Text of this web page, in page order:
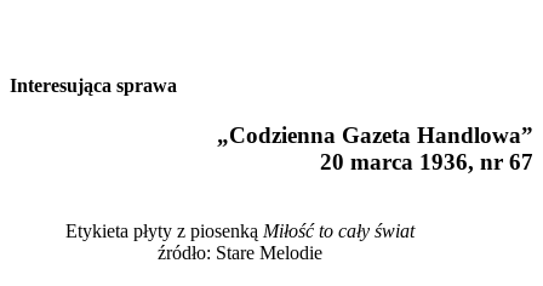
Interesująca sprawa
„Codzienna Gazeta Handlowa”
20 marca 1936, nr 67
Etykieta płyty z piosenką Miłość to cały świat
źródło: Stare Melodie